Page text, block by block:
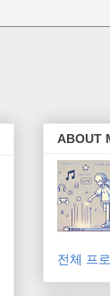
ABOUT
전체 프